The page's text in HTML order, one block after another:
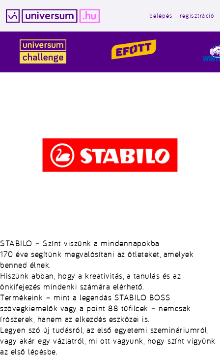
tartalomba
belépés regisztráció
STABILO – Színt viszünk a mindennapokba
170 éve segítünk megvalósítani az ötleteket, amelyek
benned élnek.
Hiszünk abban, hogy a kreativitás, a tanulás és az
önkifejezés mindenki számára elérhető.
Termékeink – mint a legendás STABILO BOSS
szövegkiemelők vagy a point 88 tűfilcek – nemcsak
írószerek, hanem az elkezdés eszközei is.
Legyen szó új tudásról, az első egyetemi szemináriumról,
vagy akár egy vázlatról, mi ott vagyunk, hogy színt vigyünk
az első lépésbe.